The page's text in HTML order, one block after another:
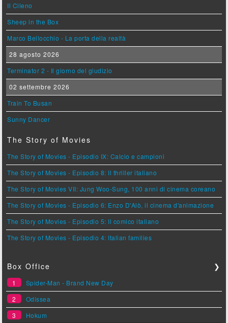
Il Cileno
Sheep in the Box
Marco Bellocchio - La porta della realtà
28 agosto 2026
Terminator 2 - Il giorno del giudizio
02 settembre 2026
Train To Busan
Sunny Dancer
The Story of Movies
The Story of Movies - Episodio IX: Calcio e campioni
The Story of Movies - Episodio 8: Il thriller italiano
The Story of Movies VII: Jung Woo-Sung, 100 anni di cinema coreano
The Story of Movies - Episodio 6: Enzo D'Alò, il cinema d'animazione
The Story of Movies - Episodio 5: Il comico italiano
The Story of Movies - Episodio 4: Italian families
Box Office ❯
1
Spider-Man - Brand New Day
2
Odissea
3
Hokum